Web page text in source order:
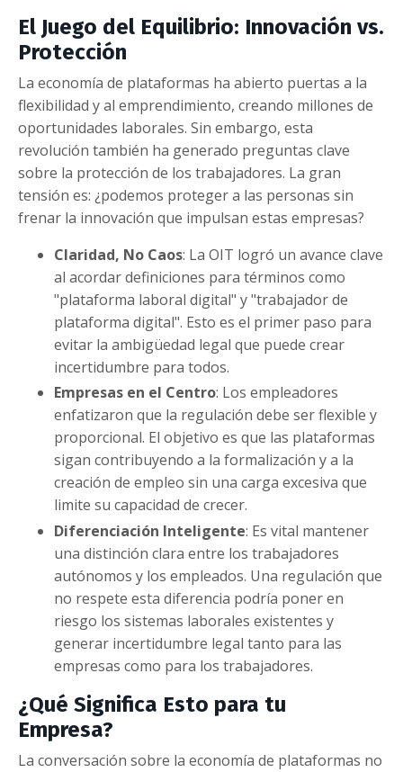
El Juego del Equilibrio: Innovación vs.
Protección
La economía de plataformas ha abierto puertas a la
flexibilidad y al emprendimiento, creando millones de
oportunidades laborales. Sin embargo, esta
revolución también ha generado preguntas clave
sobre la protección de los trabajadores. La gran
tensión es: ¿podemos proteger a las personas sin
frenar la innovación que impulsan estas empresas?
Claridad, No Caos: La OIT logró un avance clave
al acordar definiciones para términos como
"plataforma laboral digital" y "trabajador de
plataforma digital". Esto es el primer paso para
evitar la ambigüedad legal que puede crear
incertidumbre para todos.
Empresas en el Centro: Los empleadores
enfatizaron que la regulación debe ser flexible y
proporcional. El objetivo es que las plataformas
sigan contribuyendo a la formalización y a la
creación de empleo sin una carga excesiva que
limite su capacidad de crecer.
Diferenciación Inteligente: Es vital mantener
una distinción clara entre los trabajadores
autónomos y los empleados. Una regulación que
no respete esta diferencia podría poner en
riesgo los sistemas laborales existentes y
generar incertidumbre legal tanto para las
empresas como para los trabajadores.
¿Qué Significa Esto para tu
Empresa?
La conversación sobre la economía de plataformas no